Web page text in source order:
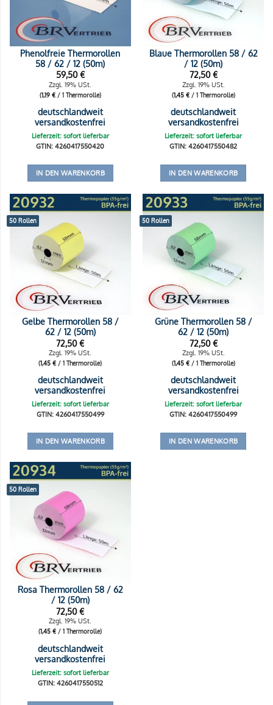
Phenolfreie Thermorollen
58 / 62 / 12 (50m)
59,50€
Zzgl. 19% USt.
(1,19 €/ 1 Thermorolle)
deutschlandweit
versandkostenfrei
Lieferzeit: sofort lieferbar
GTIN: 4260417550420
IN DEN WARENKORB
Blaue Thermorollen 58 / 62
/ 12 (50m)
72,50€
Zzgl. 19% USt.
(1,45 €/ 1 Thermorolle)
deutschlandweit
versandkostenfrei
Lieferzeit: sofort lieferbar
GTIN: 4260417550482
IN DEN WARENKORB
50 Rollen
Gelbe Thermorollen 58 /
62 / 12 (50m)
72,50€
Zzgl. 19% USt.
(1,45€ / 1 Thermorolle)
deutschlandweit
versandkostenfrei
Lieferzeit: sofort lieferbar
GTIN: 4260417550499
IN DEN WARENKORB
50 Rollen
Grüne Thermorollen 58 /
62 / 12 (50m)
72,50€
Zzgl. 19% USt.
(1,45 €/ 1 Thermorolle)
deutschlandweit
versandkostenfrei
Lieferzeit: sofort lieferbar
GTIN: 4260417550499
IN DEN WARENKORB
50 Rollen
Rosa Thermorollen 58 / 62
/ 12 (50m)
72,50€
Zzgl. 19% USt.
(1,45€ / 1 Thermorolle)
deutschlandweit
versandkostenfrei
Lieferzeit: sofort lieferbar
GTIN: 4260417550512